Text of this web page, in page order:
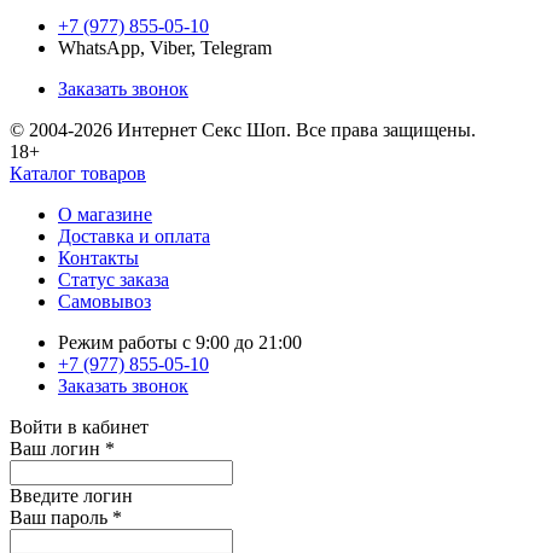
+7 (977) 855-05-10
WhatsApp, Viber, Telegram
Заказать звонок
© 2004-2026 Интернет Секс Шоп. Все права защищены.
18+
Каталог товаров
О магазине
Доставка и оплата
Контакты
Статус заказа
Самовывоз
Режим работы с 9:00 до 21:00
+7 (977) 855-05-10
Заказать звонок
Войти в кабинет
Ваш логин *
Введите логин
Ваш пароль *